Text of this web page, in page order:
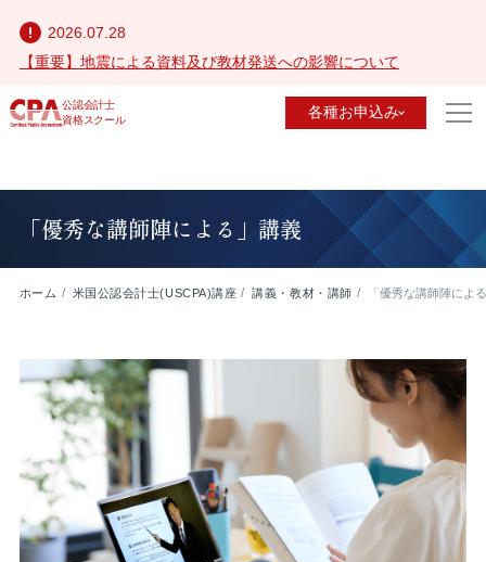
2026.07.28
【重要】地震による資料及び教材発送への影響について
公認会計士
資格スクール
各種お申込み
「優秀な講師陣による」講義
ホーム 米国公認会計士(USCPA)講座 講義・教材・講師 「優秀な講師陣によ